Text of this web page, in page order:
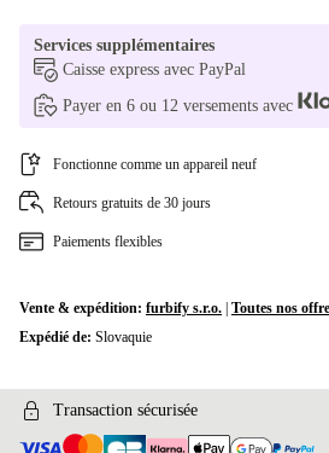
PT (portugais)
SI (slovène)
Services supplémentaires
Caisse express avec PayPal
Payer en 6 ou 12 versements avec
Fonctionne comme un appareil neuf
Retours gratuits de 30 jours
Paiements flexibles
Vente & expédition: furbify s.r.o. Toutes nos
Expédié de: Slovaquie
Transaction sécurisée